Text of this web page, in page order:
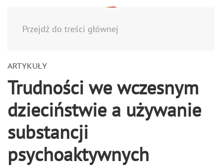
Przejdź do treści głównej
ARTYKUŁY
Trudności we wczesnym
dzieciństwie a używanie
substancji
psychoaktywnych